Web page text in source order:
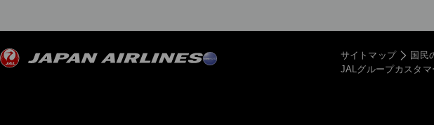
サイトマップ 国民
JALグループカスタ